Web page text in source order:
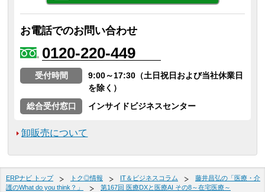
お電話でのお問い合わせ
0120-220-449
受付時間
9:00～17:30（土日祝日および当社休業日
を除く）
総合受付窓口
インサイドビジネスセンター
卸販売について
ERPナビ トップ トク◎情報 IT＆ビジネスコラム
藤井昌弘の「医療・介
護のWhat do you think？」
第167回 医療DXと医療AI その8～在宅医療～